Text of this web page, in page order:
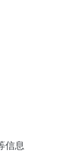
信息